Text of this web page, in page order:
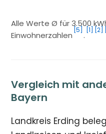
Alle Werte Ø für 3.500
Einwohnerzahlen
[5]
.
[1] [2]
Vergleich mit
Bayern
Landkreis Erding